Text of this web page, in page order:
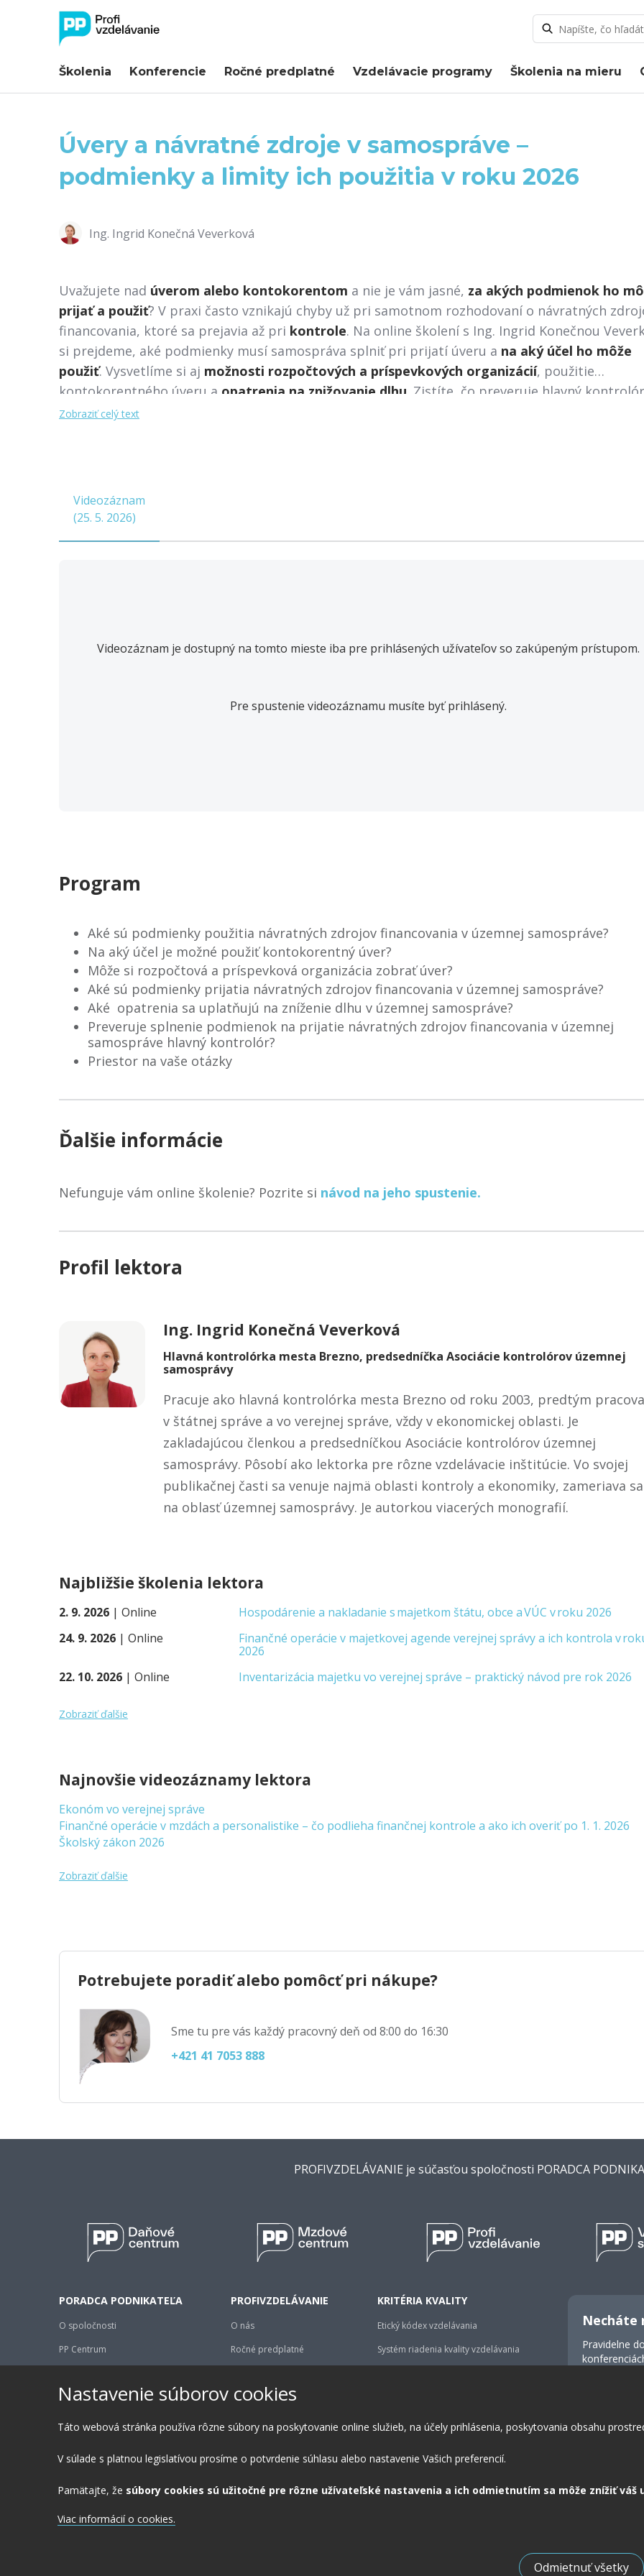
Nastavenie súborov cookies
Táto webová stránka používa rôzne súbory na poskytovanie online služieb, na účely prihlásenia, poskytovania obsahu
V súlade s platnou legislatívou prosíme o potvrdenie súhlasu alebo nastavenie Vašich preferencií.
Pamätajte, že súbory cookies sú užitočné pre rôzne užívateľské nastavenia a ich odmietnutím sa môže znížiť
Viac informácií o cookies.
Odmietnuť všetky
Školenia Konferencie Ročné predplatné Vzdelávacie programy Školenia na mieru
Úvery a návratné zdroje v samospráve –
podmienky a limity ich použitia v roku 2026
Ing. Ingrid Konečná Veverková
Uvažujete nad úverom alebo kontokorentom a nie je vám jasné, za akých podmienok ho
prijať a použiť? V praxi často vznikajú chyby už pri samotnom rozhodovaní o návratných
financovania, ktoré sa prejavia až pri kontrole. Na online školení s Ing. Ingrid Konečnou
si prejdeme, aké podmienky musí samospráva splniť pri prijatí úveru a na aký účel ho môže
použiť. Vysvetlíme si aj možnosti rozpočtových a príspevkových organizácií, použitie
kontokorentného úveru a opatrenia na znižovanie dlhu . Zistíte, čo preveruje hlavný
kde vznikajú najväčšie riziká
Zobraziť celý text
Videozáznam
(25. 5. 2026)
Videozáznam je dostupný na tomto mieste iba pre prihlásených užívateľov so zakúpeným prístupom.
Pre spustenie videozáznamu musíte byť prihlásený.
Program
Aké sú podmienky použitia návratných zdrojov financovania v územnej samospráve?
Na aký účel je možné použiť kontokorentný úver?
Môže si rozpočtová a príspevková organizácia zobrať úver?
Aké sú podmienky prijatia návratných zdrojov financovania v územnej samospráve?
Aké opatrenia sa uplatňujú na zníženie dlhu v územnej samospráve?
Preveruje splnenie podmienok na prijatie návratných zdrojov financovania v územnej
samospráve hlavný kontrolór?
Priestor na vaše otázky
Ďalšie informácie
Nefunguje vám online školenie? Pozrite si návod na jeho spustenie.
Profil lektora
Ing. Ingrid Konečná Veverková
Hlavná kontrolórka mesta Brezno, predsedníčka Asociácie kontrolórov územnej
samosprávy
Pracuje ako hlavná kontrolórka mesta Brezno od roku 2003, predtým
v štátnej správe a vo verejnej správe, vždy v ekonomickej oblasti. Je
zakladajúcou členkou a predsedníčkou Asociácie kontrolórov územnej
samosprávy. Pôsobí ako lektorka pre rôzne vzdelávacie inštitúcie. Vo svojej
publikačnej časti sa venuje najmä oblasti kontroly a ekonomiky, zameriava sa
na oblasť územnej samosprávy. Je autorkou viacerých monografií.
Najbližšie školenia lektora
2. 9. 2026 | Online
Hospodárenie a nakladanie s majetkom štátu, obce a VÚC v roku 2026
24. 9. 2026 | Online
Finančné operácie v majetkovej agende verejnej správy a ich kontrola v
2026
22. 10. 2026 | Online Inventarizácia majetku vo verejnej správe – praktický návod pre rok 2026
Zobraziť ďalšie
Najnovšie videozáznamy lektora
Ekonóm vo verejnej správe
Finančné operácie v mzdách a personalistike – čo podlieha finančnej kontrole a ako ich overiť po 1. 1. 2026
Školský zákon 2026
Zobraziť ďalšie
Potrebujete poradiť alebo pomôcť pri nákupe?
Sme tu pre vás každý pracovný deň od 8:00 do 16:30
+421 41 7053 888
PROFIVZDELÁVANIE je súčasťou spoločnosti PORADCA
PORADCA PODNIKATEĽA
O spoločnosti
PP Centrum
Podporujeme
Kontakt
PROFIVZDELÁVANIE
O nás
Ročné predplatné
Referencie
FAQ
KRITÉRIA KVALITY
Etický kódex vzdelávania
Systém riadenia kvality vzdelávania
Necháte
Pravidelne
Odstúpenie od zmluvy